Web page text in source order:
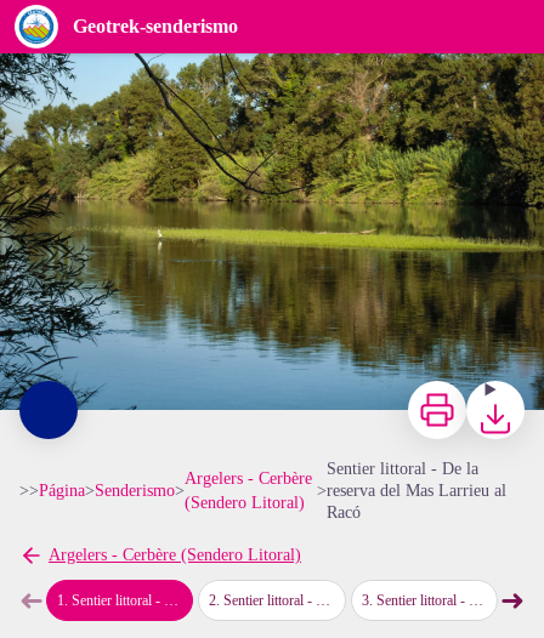
Geotrek-senderismo
Sentier littoral - De la reserva del Mas Larrieu al Racó
Les bords du Tech - CCACVI
View picture in full screen
ImprimirBajar
>>Página>Senderismo>
Argelers - Cerbère
(Sendero Litoral)
>
Sentier littoral - De la
reserva del Mas Larrieu al
Racó
Argelers - Cerbère (Sendero Litoral)
➜map.drawer.prev
1. Sentier littoral - De la reserva del Mas Larrieu al Racó 2.Sentier littoral - Del Racou a la Playa de l'Ouille 3. Sentier littoral - Sendero del Pla de las Forques 4.
➜